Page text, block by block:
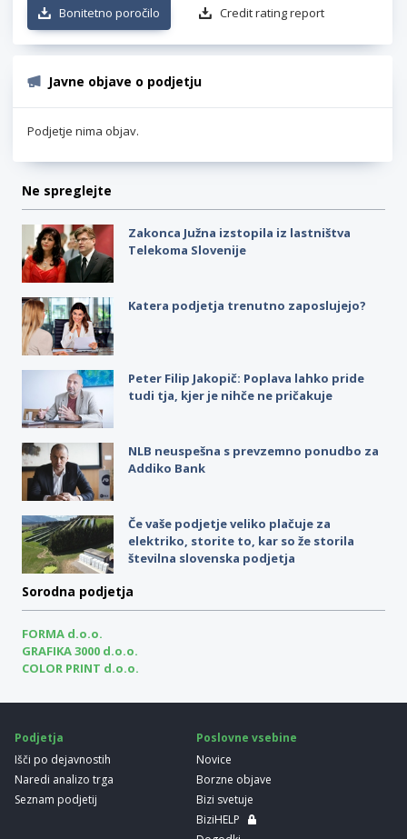
Bonitetno poročilo Credit rating report
Javne objave o podjetju
Podjetje nima objav.
Ne spreglejte
Zakonca Južna izstopila iz lastništva
Telekoma Slovenije
Katera podjetja trenutno zaposlujejo?
Peter Filip Jakopič: Poplava lahko pride
tudi tja, kjer je nihče ne pričakuje
NLB neuspešna s prevzemno ponudbo za
Addiko Bank
Če vaše podjetje veliko plačuje za
elektriko, storite to, kar so že storila
številna slovenska podjetja
Sorodna podjetja
FORMA d.o.o.
GRAFIKA 3000 d.o.o.
COLOR PRINT d.o.o.
Podjetja
Išči po dejavnostih
Naredi analizo trga
Seznam podjetij
Poslovne vsebine
Novice
Borzne objave
Bizi svetuje
BiziHELP